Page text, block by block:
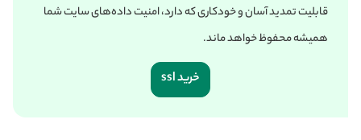
قابلیت تمدید آسان و خودکاری که دارد، امنیت داده‌های سایت شما
همیشه محفوظ خواهد ماند.
خرید ssl